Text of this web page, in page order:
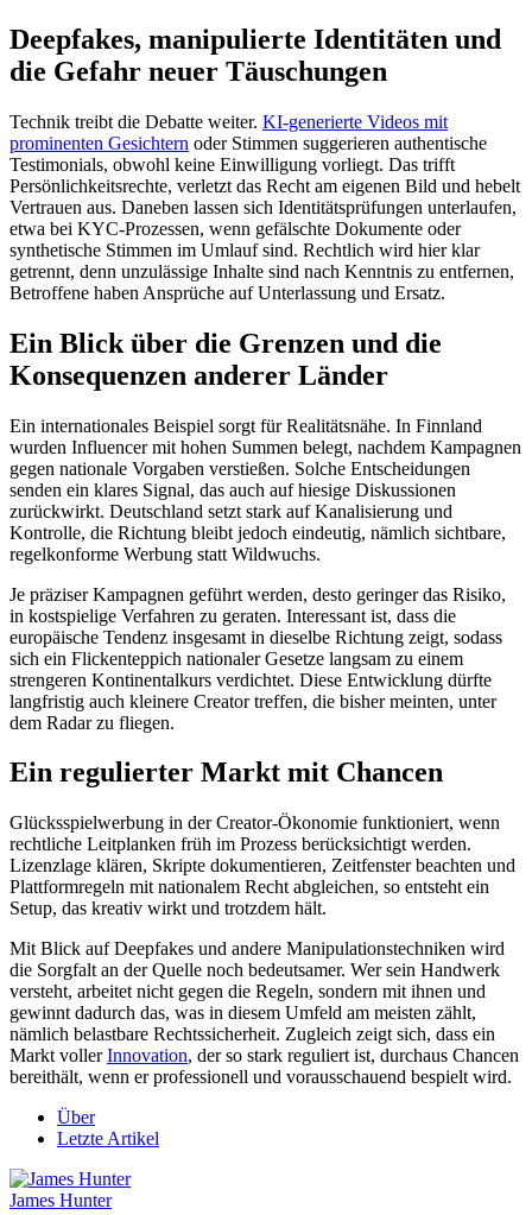
Deepfakes, manipulierte Identitäten und
die Gefahr neuer Täuschungen
Technik treibt die Debatte weiter. KI-generierte Videos mit
prominenten Gesichtern oder Stimmen suggerieren authentische
Testimonials, obwohl keine Einwilligung vorliegt. Das trifft
Persönlichkeitsrechte, verletzt das Recht am eigenen Bild und hebelt
Vertrauen aus. Daneben lassen sich Identitätsprüfungen unterlaufen,
etwa bei KYC-Prozessen, wenn gefälschte Dokumente oder
synthetische Stimmen im Umlauf sind. Rechtlich wird hier klar
getrennt, denn unzulässige Inhalte sind nach Kenntnis zu entfernen,
Betroffene haben Ansprüche auf Unterlassung und Ersatz.
Ein Blick über die Grenzen und die
Konsequenzen anderer Länder
Ein internationales Beispiel sorgt für Realitätsnähe. In Finnland
wurden Influencer mit hohen Summen belegt, nachdem Kampagnen
gegen nationale Vorgaben verstießen. Solche Entscheidungen
senden ein klares Signal, das auch auf hiesige Diskussionen
zurückwirkt. Deutschland setzt stark auf Kanalisierung und
Kontrolle, die Richtung bleibt jedoch eindeutig, nämlich sichtbare,
regelkonforme Werbung statt Wildwuchs.
Je präziser Kampagnen geführt werden, desto geringer das Risiko,
in kostspielige Verfahren zu geraten. Interessant ist, dass die
europäische Tendenz insgesamt in dieselbe Richtung zeigt, sodass
sich ein Flickenteppich nationaler Gesetze langsam zu einem
strengeren Kontinentalkurs verdichtet. Diese Entwicklung dürfte
langfristig auch kleinere Creator treffen, die bisher meinten, unter
dem Radar zu fliegen.
Ein regulierter Markt mit Chancen
Glücksspielwerbung in der Creator-Ökonomie funktioniert, wenn
rechtliche Leitplanken früh im Prozess berücksichtigt werden.
Lizenzlage klären, Skripte dokumentieren, Zeitfenster beachten und
Plattformregeln mit nationalem Recht abgleichen, so entsteht ein
Setup, das kreativ wirkt und trotzdem hält.
Mit Blick auf Deepfakes und andere Manipulationstechniken wird
die Sorgfalt an der Quelle noch bedeutsamer. Wer sein Handwerk
versteht, arbeitet nicht gegen die Regeln, sondern mit ihnen und
gewinnt dadurch das, was in diesem Umfeld am meisten zählt,
nämlich belastbare Rechtssicherheit. Zugleich zeigt sich, dass ein
Markt vollerInnovation, der so stark reguliert ist, durchaus Chancen
bereithält, wenn er professionell und vorausschauend bespielt wird.
Über
Letzte Artikel
James Hunter